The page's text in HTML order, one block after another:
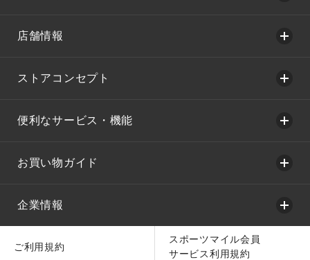
店舗情報
ストアコンセプト
便利なサービス・機能
お買い物ガイド
企業情報
ご利用規約
スポーツマイル会員
サービス利用規約